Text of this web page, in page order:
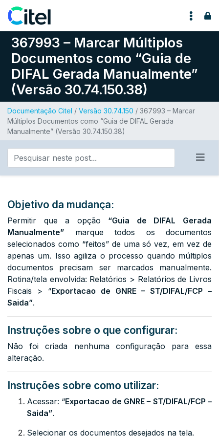
Pular para o conteúdo
367993 – Marcar Múltiplos
Documentos como “Guia de
DIFAL Gerada Manualmente”
(Versão 30.74.150.38)
Documentação Citel / Versão 30.74.150 / 367993 – Marcar
Múltiplos Documentos como “Guia de DIFAL Gerada
Manualmente” (Versão 30.74.150.38)
Objetivo da mudança:
Permitir que a opção “Guia de DIFAL Gerada
Manualmente” marque todos os documentos
selecionados como “feitos” de uma só vez, em vez de
apenas um. Isso agiliza o processo quando múltiplos
documentos precisam ser marcados manualmente.
Rotina/tela envolvida: Relatórios > Relatórios de Livros
Fiscais > “Exportacao de GNRE – ST/DIFAL/FCP –
Saida”.
Instruções sobre o que configurar:
Não foi criada nenhuma configuração para essa
alteração.
Instruções sobre como utilizar:
Acessar: “Exportacao de GNRE – ST/DIFAL/FCP –
Saida”.
Selecionar os documentos desejados na tela.